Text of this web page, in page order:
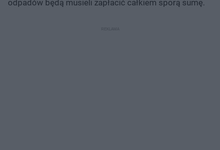
odpadów będą musieli zapłacić całkiem sporą sumę.